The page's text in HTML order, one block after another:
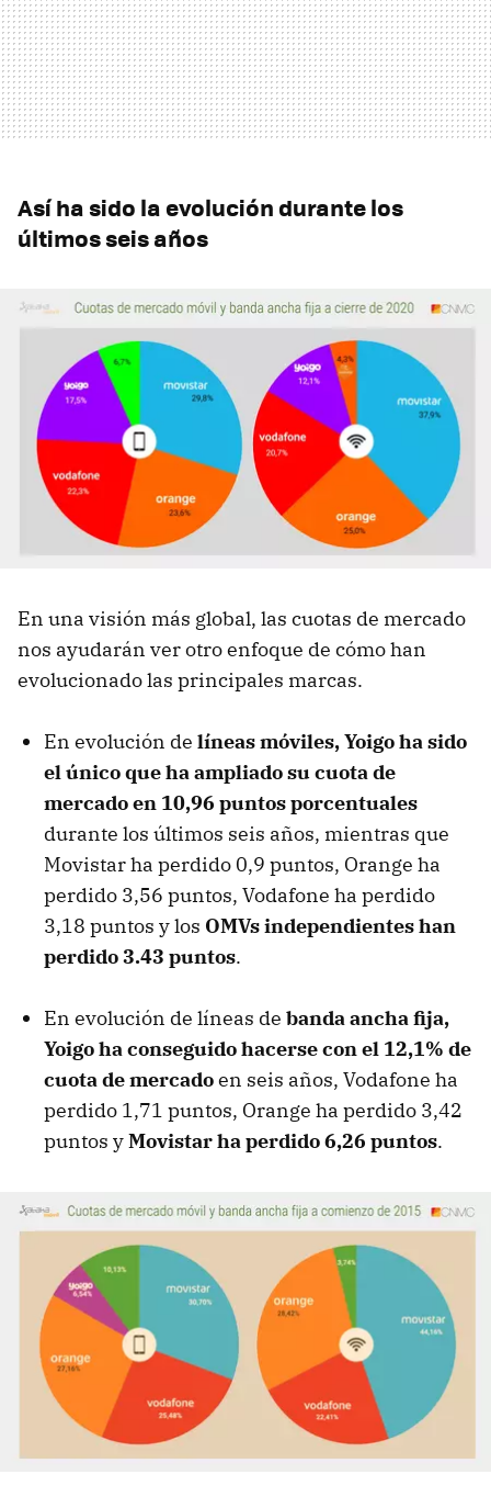
Así ha sido la evolución durante los
últimos seis años
En una visión más global, las cuotas de mercado
nos ayudarán ver otro enfoque de cómo han
evolucionado las principales marcas.
En evolución de líneas móviles, Yoigo ha sido
el único que ha ampliado su cuota de
mercado en 10,96 puntos porcentuales
durante los últimos seis años, mientras que
Movistar ha perdido 0,9 puntos, Orange ha
perdido 3,56 puntos, Vodafone ha perdido
3,18 puntos y los OMVs independientes han
perdido 3.43 puntos.
En evolución de líneas de banda ancha fija,
Yoigo ha conseguido hacerse con el 12,1% de
cuota de mercadoen seis años, Vodafone ha
perdido 1,71 puntos, Orange ha perdido 3,42
puntos yMovistar ha perdido 6,26 puntos.